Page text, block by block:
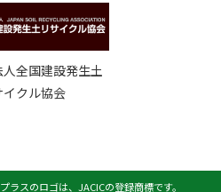
全国建設発生土
イクル協会
ラスのロゴは、JACICの登録商標です。